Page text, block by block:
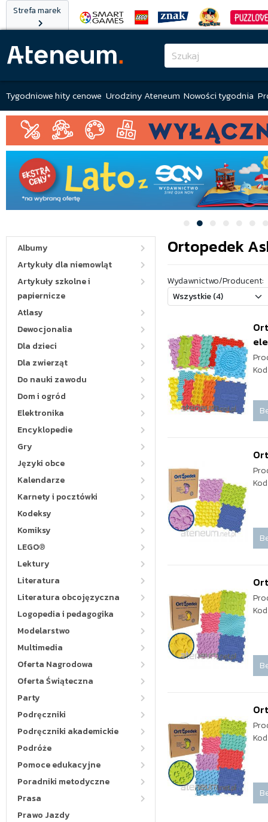
Strefa marek
Tygodniowe hity cenowe Urodziny Ateneum Nowości tygodnia
Albumy
Artykuły dla niemowląt
Artykuły szkolne i
papiernicze
Atlasy
Dewocjonalia
Dla dzieci
Dla zwierząt
Do nauki zawodu
Dom i ogród
Elektronika
Encyklopedie
Gry
Języki obce
Kalendarze
Karnety i pocztówki
Kodeksy
Komiksy
LEGO®
Lektury
Literatura
Literatura obcojęzyczna
Logopedia i pedagogika
Modelarstwo
Multimedia
Oferta Nagrodowa
Oferta Świąteczna
Party
Podręczniki
Podręczniki akademickie
Podróże
Pomoce edukacyjne
Poradniki metodyczne
Prasa
Prawo Jazdy
Ortopedek
Wydawnictwo/Producent: